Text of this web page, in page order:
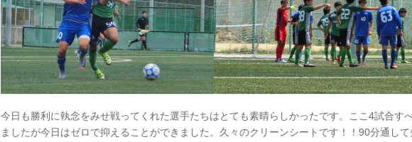
今日も勝利に執念をみせ戦ってくれた選手たちはとても素晴らしかったです。ここ4試合す
ましたが今日はゼロで抑えることができました。久々のクリーンシートです！！90分通して